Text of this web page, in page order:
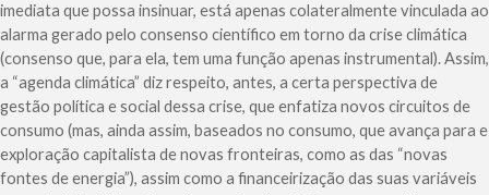
imediata que possa insinuar, está apenas colateralmente vinculada ao
alarma gerado pelo consenso científico em torno da crise climática
(consenso que, para ela, tem uma função apenas instrumental). Assim,
a “agenda climática” diz respeito, antes, a certa perspectiva de
gestão política e social dessa crise, que enfatiza novos circuitos de
consumo (mas, ainda assim, baseados no consumo, que avança para e
exploração capitalista de novas fronteiras, como as das “novas
fontes de energia”), assim como a financeirização das suas variáveis